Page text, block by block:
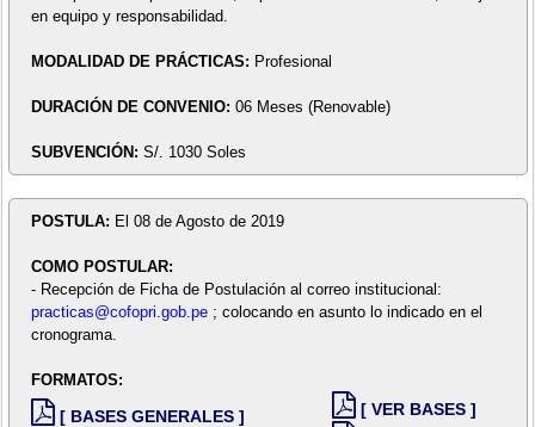
en equipo y responsabilidad.
MODALIDAD DE PRÁCTICAS: Profesional
DURACIÓN DE CONVENIO: 06 Meses (Renovable)
SUBVENCIÓN: S/. 1030 Soles
POSTULA: El 08 de Agosto de 2019
COMO POSTULAR:
- Recepción de Ficha de Postulación al correo institucional:
practicas@cofopri.gob.pe; colocando en asunto lo indicado en el
cronograma.
FORMATOS:
[ BASES GENERALES ]
[ VER BASES ]